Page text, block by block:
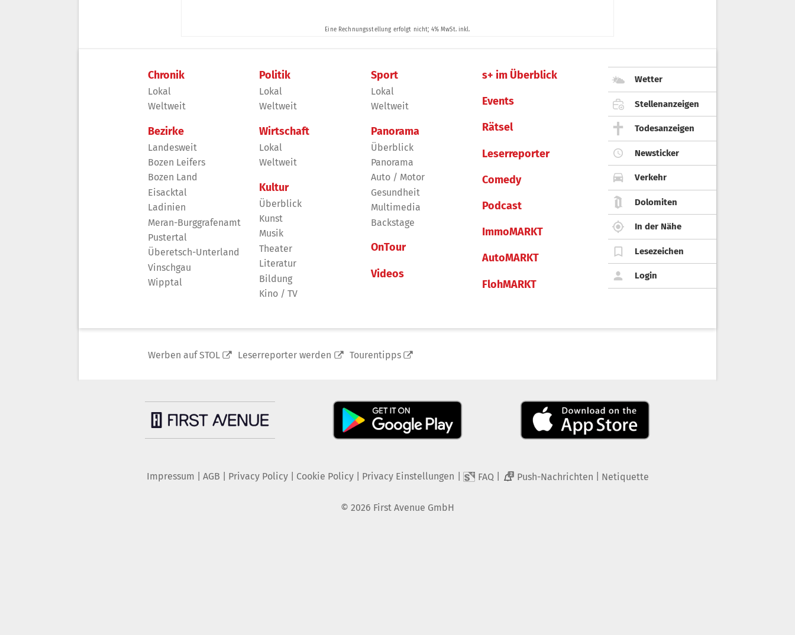
Chronik
Lokal
Weltweit
Bezirke
Landesweit
Bozen Leifers
Bozen Land
Eisacktal
Ladinien
Meran-Burggrafenamt
Pustertal
Überetsch-Unterland
Vinschgau
Wipptal
Politik
Lokal
Weltweit
Wirtschaft
Lokal
Weltweit
Kultur
Überblick
Kunst
Musik
Theater
Literatur
Bildung
Kino / TV
Sport
Lokal
Weltweit
Panorama
Überblick
Panorama
Auto / Motor
Gesundheit
Multimedia
Backstage
OnTour
Videos
s+ im Überblick
Events
Rätsel
Leserreporter
Comedy
Podcast
ImmoMARKT
AutoMARKT
FlohMARKT
Wetter
Stellenanzeigen
Todesanzeigen
Newsticker
Verkehr
Dolomiten
In der Nähe
Lesezeichen
Login
Werben auf STOL Leserreporter werden Tourentipps
Impressum AGB Privacy Policy| Cookie Policy| Privacy Einstellungen FAQ 2 Push-Nachrichten Netiquette
© 2026 First Avenue GmbH